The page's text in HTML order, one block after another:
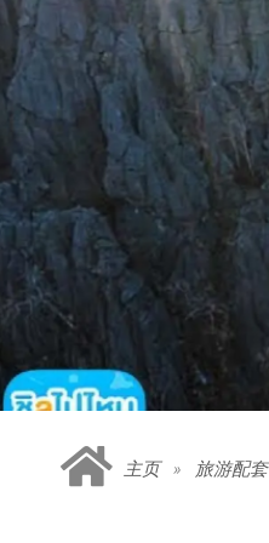
主页 旅游配套